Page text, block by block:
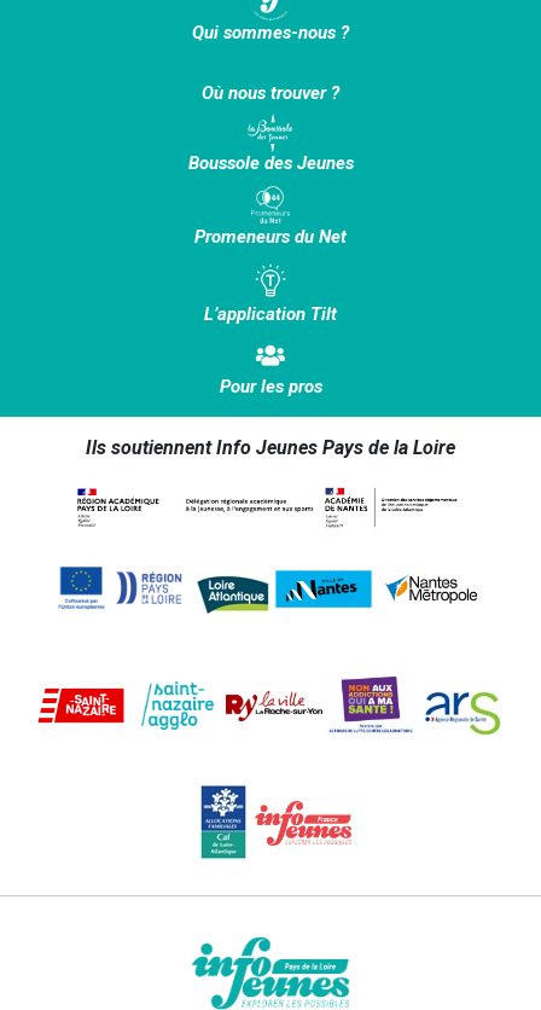
Qui sommes-nous ?
Où nous trouver ?
Boussole des Jeunes
Promeneurs du Net
L’application Tilt
Pour les pros
Ils soutiennent Info Jeunes Pays de la Loire